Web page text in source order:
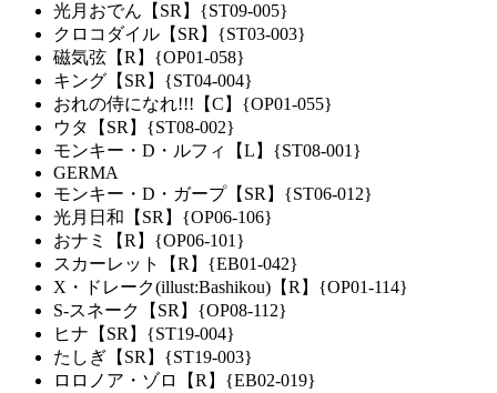
光月おでん【SR】{ST09-005}
クロコダイル【SR】{ST03-003}
磁気弦【R】{OP01-058}
キング【SR】{ST04-004}
おれの侍になれ!!!【C】{OP01-055}
ウタ【SR】{ST08-002}
モンキー・D・ルフィ【L】{ST08-001}
GERMA
モンキー・D・ガープ【SR】{ST06-012}
光月日和【SR】{OP06-106}
おナミ【R】{OP06-101}
スカーレット【R】{EB01-042}
X・ドレーク(illust:Bashikou)【R】{OP01-114}
S-スネーク【SR】{OP08-112}
ヒナ【SR】{ST19-004}
たしぎ【SR】{ST19-003}
ロロノア・ゾロ【R】{EB02-019}